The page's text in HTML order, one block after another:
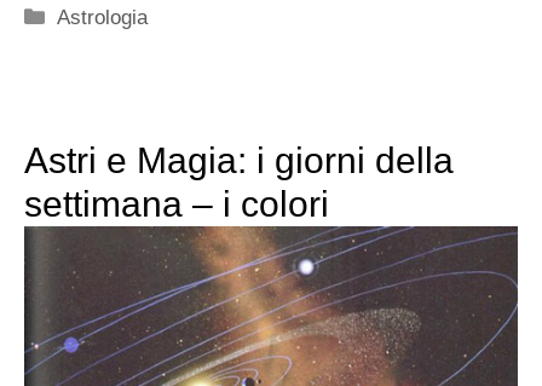
Categorie
Astrologia
Astri e Magia: i giorni della
settimana – i colori